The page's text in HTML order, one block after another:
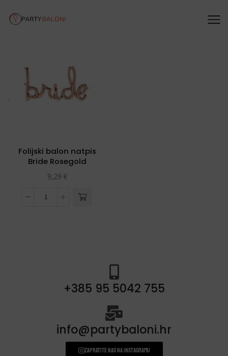
Folijski balon natpis
Bride Rosegold
9,29 €
+385 95 5042 755
info@partybaloni.hr
Zapratite nas na instagramu